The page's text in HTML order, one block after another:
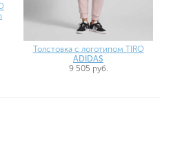
Толстовка с логотипом TIRO
ADIDAS
9 505 руб.